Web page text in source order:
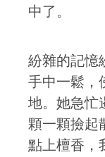
中了。
紛雜的記憶
手中一鬆，
地。她急忙
顆一顆撿起
點上檀香，